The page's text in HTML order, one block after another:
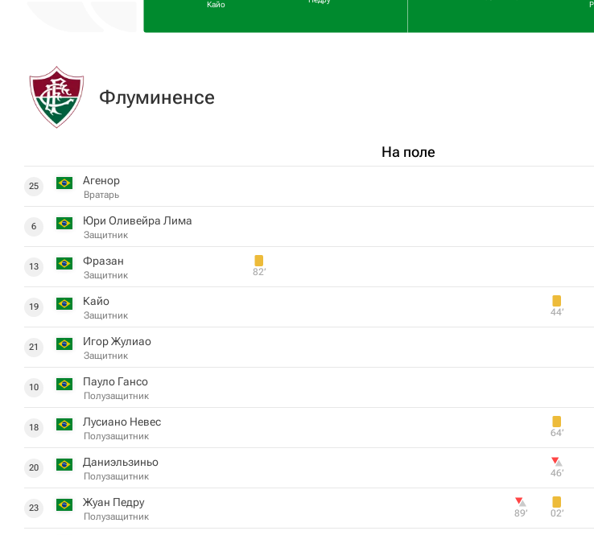
Кайо
Флуминенсе
На поле
25 Агенор
Вратарь
6 Юри Оливейра Лима
Защитник
13 Фразан
Защитник 82‎’‎
19 Кайо
Защитник
21 Игор Жулиао
Защитник
10 Пауло Гансо
Полузащитник
18 Лусиано Невес
Полузащитник
20 Даниэльзиньо
Полузащитник
23 Жуан Педру
Полузащитник
44‎’‎
64‎’‎
46‎’‎
02‎’‎
89‎’‎